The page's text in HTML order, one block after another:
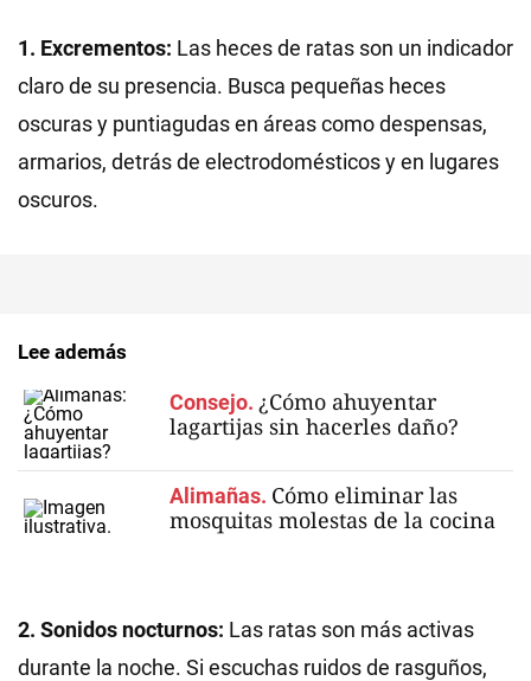
1. Excrementos: Las heces de ratas son un indicador
claro de su presencia. Busca pequeñas heces
oscuras y puntiagudas en áreas como despensas,
armarios, detrás de electrodomésticos y en lugares
oscuros.
Lee además
Consejo. ¿Cómo ahuyentar
lagartijas sin hacerles daño?
Alimañas. Cómo eliminar las
mosquitas molestas de la cocina
2. Sonidos nocturnos: Las ratas son más activas
durante la noche. Si escuchas ruidos de rasguños,